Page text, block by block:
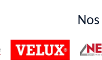
peuvent prendre en main les
devis, il est toujours gratuit et
de Duval